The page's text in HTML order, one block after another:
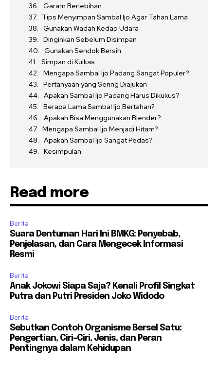
Garam Berlebihan
Tips Menyimpan Sambal Ijo Agar Tahan Lama
Gunakan Wadah Kedap Udara
Dinginkan Sebelum Disimpan
Gunakan Sendok Bersih
Simpan di Kulkas
Mengapa Sambal Ijo Padang Sangat Populer?
Pertanyaan yang Sering Diajukan
Apakah Sambal Ijo Padang Harus Dikukus?
Berapa Lama Sambal Ijo Bertahan?
Apakah Bisa Menggunakan Blender?
Mengapa Sambal Ijo Menjadi Hitam?
Apakah Sambal Ijo Sangat Pedas?
Kesimpulan
Read more
Berita
Suara Dentuman Hari Ini BMKG: Penyebab,
Penjelasan, dan Cara Mengecek Informasi
Resmi
Berita
Anak Jokowi Siapa Saja? Kenali Profil Singkat
Putra dan Putri Presiden Joko Widodo
Berita
Sebutkan Contoh Organisme Bersel Satu:
Pengertian, Ciri-Ciri, Jenis, dan Peran
Pentingnya dalam Kehidupan